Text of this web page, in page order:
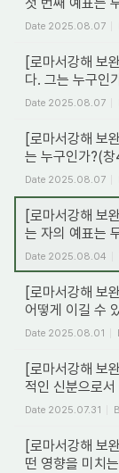
Date 2025.08.07
[로마서강해 보
다. 그는 누구
Date 2025.08.07
[로마서강해 보
는 누구인가?(
Date 2025.08.07
[로마서강해 보
는 자의 예표는
Date 2025.08.04
[로마서강해 보
어떻게 이길 수
Date 2025.08.01
[로마서강해 보
적인 신분으로
Date 2025.07.31
[로마서강해 보
떤 영향을 미